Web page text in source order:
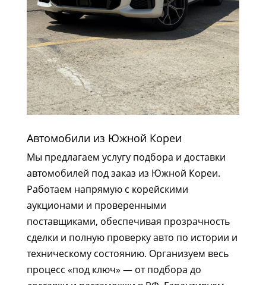
Автомобили из Южной Кореи
Мы предлагаем услугу подбора и доставки
автомобилей под заказ из Южной Кореи.
Работаем напрямую с корейскими
аукционами и проверенными
поставщиками, обеспечивая прозрачность
сделки и полную проверку авто по истории и
техническому состоянию. Организуем весь
процесс «под ключ» — от подбора до